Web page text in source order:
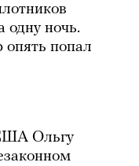
одну ночь.
опять попал
Ольгу